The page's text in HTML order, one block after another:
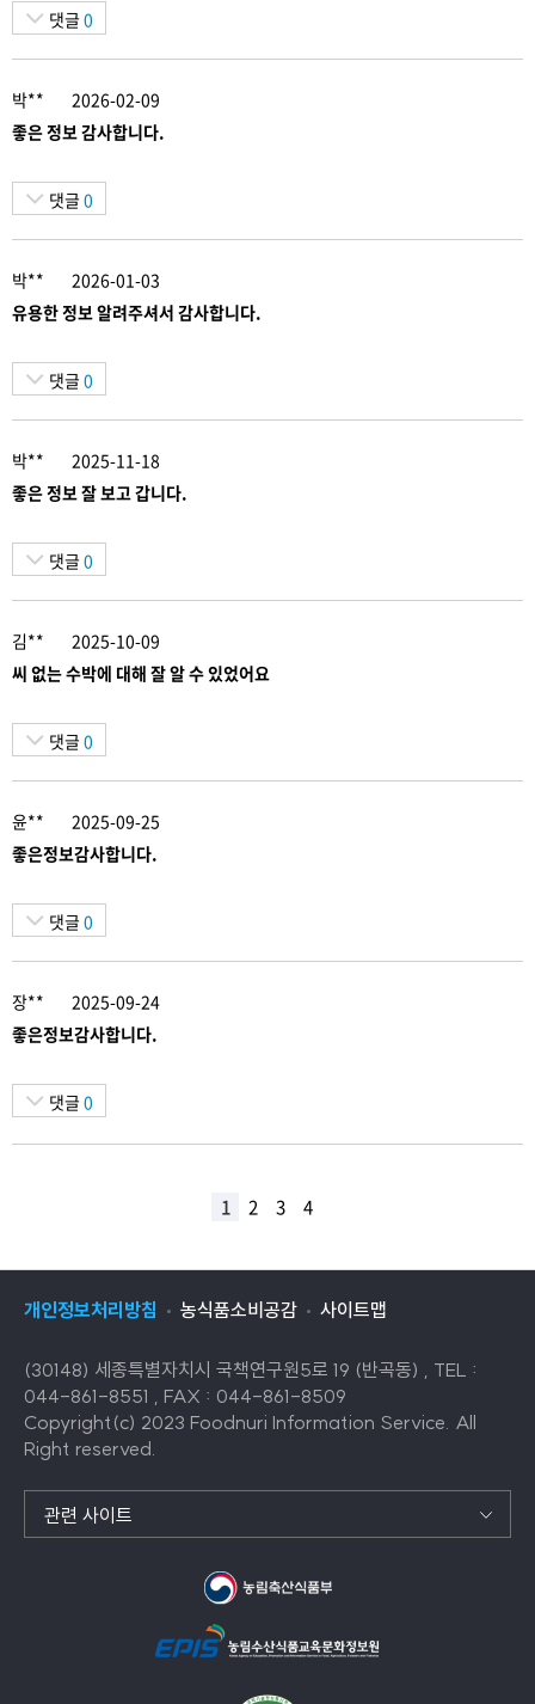
댓글 0
박**
2026-02-09
좋은 정보 감사합니다.
댓글 0
박**
2026-01-03
유용한 정보 알려주셔서 감사합니다.
댓글 0
박**
2025-11-18
좋은 정보 잘 보고 갑니다.
댓글 0
김**
2025-10-09
씨 없는 수박에 대해 잘 알 수 있었어요
댓글 0
윤**
2025-09-25
좋은정보감사합니다.
댓글 0
장**
2025-09-24
좋은정보감사합니다.
댓글 0
1 2 3 4
개인정보처리방침 농식품소비공감 사이트맵
(30148) 세종특별자치시 국책연구원5로 19 (반곡동) , TEL :
044-861-8551 , FAX : 044-861-8509
Copyright(c) 2023 Foodnuri Information Service. All
Right reserved.
관련 사이트